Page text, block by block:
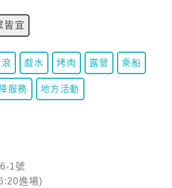
皆宜
戲水 烤肉 露營 乘船
服務 地方活動
1號
進場)